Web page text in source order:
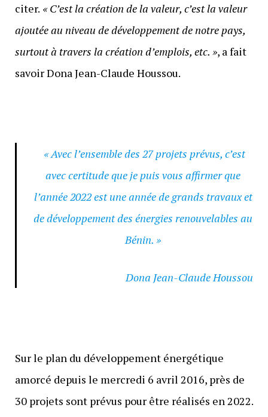
citer. « C’est la création de la valeur, c’est la valeur
ajoutée au niveau de développement de notre pays,
surtout à travers la création d’emplois, etc. », a fait
savoir Dona Jean-Claude Houssou.
« Avec l’ensemble des 27 projets prévus, c’est
avec certitude que je puis vous affirmer que
l’année 2022 est une année de grands travaux et
de développement des énergies renouvelables au
Bénin. »
Dona Jean-Claude Houssou
Sur le plan du développement énergétique
amorcé depuis le mercredi 6 avril 2016, près de
30 projets sont prévus pour être réalisés en 2022.